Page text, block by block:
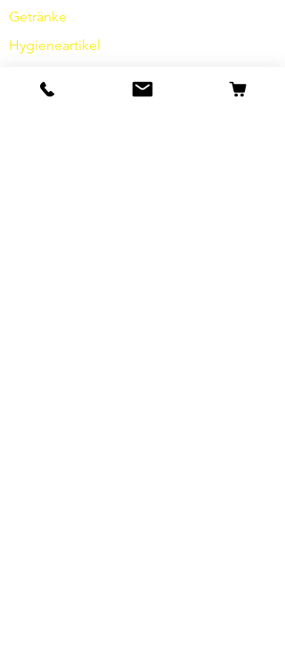
Getränke
Hygieneartikel